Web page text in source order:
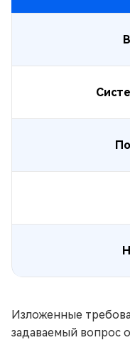
Изложенные
задаваемый вопрос